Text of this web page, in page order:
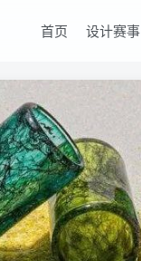
首页 设计赛事